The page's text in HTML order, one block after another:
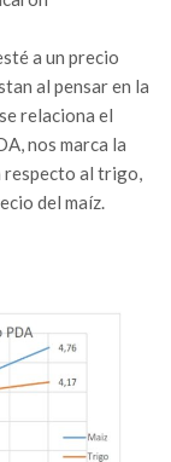
a un precio
al pensar en la
relaciona el
nos marca la
respecto al trigo,
del maíz.